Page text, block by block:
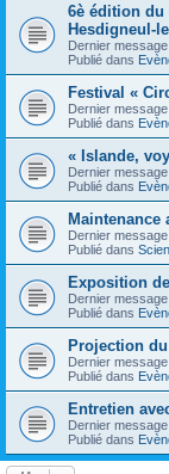
6è édition du
Hesdigneul-
Dernier
Publié dans
Festival «
Dernier
Publié dans
« Islande,
Dernier
Publié dans
Maintenance
Dernier
Publié dans
Exposition
Dernier
Publié dans
Projection
Dernier
Publié dans
Entretien
Dernier
Publié dans